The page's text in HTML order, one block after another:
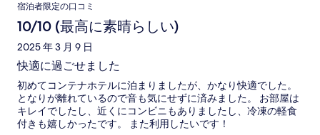
宿泊者限定の口コミ
10/10 (最高に素晴らしい)
2025 年 3 月 9 日
快適に過ごせました
初めてコンテナホテルに泊まりましたが、かなり快適でした。
となりが離れているので音も気にせずに済みました。 お部屋は
キレイでしたし、近くにコンビニもありましたし、冷凍の軽食
付きも嬉しかったです。 また利用したいです！